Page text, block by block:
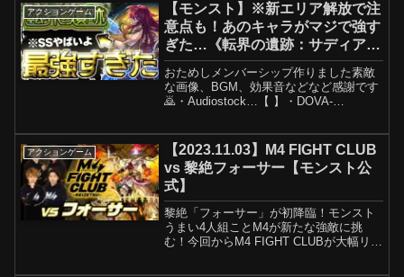
アクションゲーム
【モンスト】※新エリア解放で注
意点も！あのキャラがマジで強す
ぎた…《転界の遺跡：サディア
ル》 攻略
おためしメンバーシップ作りました素敵
な画像、BGM、効果音などなど感謝です
🙇・Audiostock…【 】・DOVA-
▶チャンネル登録お願いしま...
アクションゲーム
【2023.11.03】M4 FIGHT CLUB
vs 黎絶フォーサー【モンスト公
式】
黎絶「フォーサー」が初降臨！モンスト
うまい4人組ことM4が新たな強敵に挑
む！今回からM4 FIGHT CLUBが大幅リニ